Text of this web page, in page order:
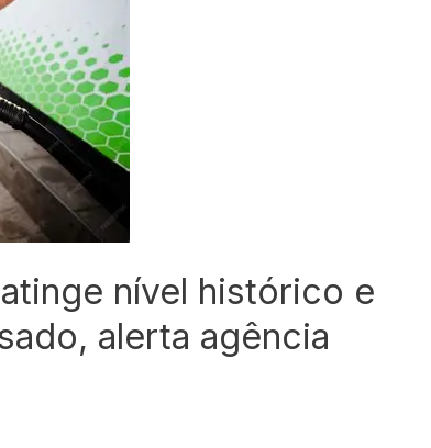
nível histórico e
alerta agência